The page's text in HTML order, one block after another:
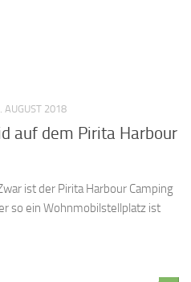
AUGUST 2018
auf dem Pirita Harbour
ist der Pirita Harbour Camping
so ein Wohnmobilstellplatz ist